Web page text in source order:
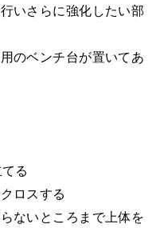
いさらに強化したい部
のベンチ台が置いてあ
る
ロスする
ないところまで上体を